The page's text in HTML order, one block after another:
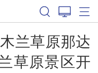
兰草原那达
草原景区开